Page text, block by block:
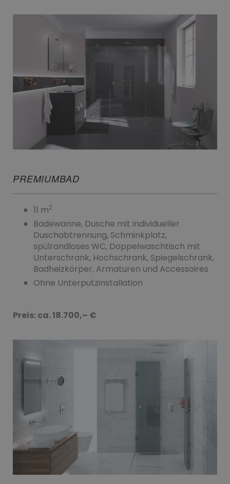
PREMIUMBAD
11 m2
Badewanne, Dusche mit individueller
Duschabtrennung, Schminkplatz,
spülrandloses WC, Doppelwaschtisch mit
Unterschrank, Hochschrank, Spiegelschrank,
Badheizkörper, Armaturen und Accessoires
Ohne Unterputzinstallation
Preis: ca. 18.700,– €